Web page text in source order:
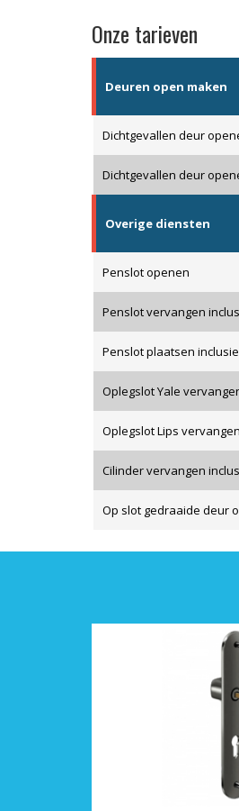
Onze tarieven
Deuren open maken
Dichtgevallen deur
Dichtgevallen deur
Overige diensten
Penslot openen
Penslot vervangen
Penslot plaatsen
Oplegslot Yale
Oplegslot Lips
Cilinder vervangen
Op slot gedraaide deur